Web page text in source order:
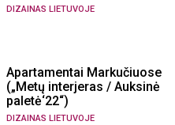
DIZAINAS LIETUVOJE
Apartamentai Markučiuose
(„Metų interjeras / Auksinė
paletė‘22“)
DIZAINAS LIETUVOJE